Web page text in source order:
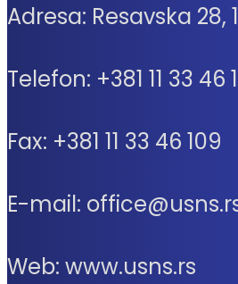
Adresa: Resavska 28,
Telefon: +381 11 33 46
Fax: +381 11 33 46 109
E-mail:
Web: www.usns.rs